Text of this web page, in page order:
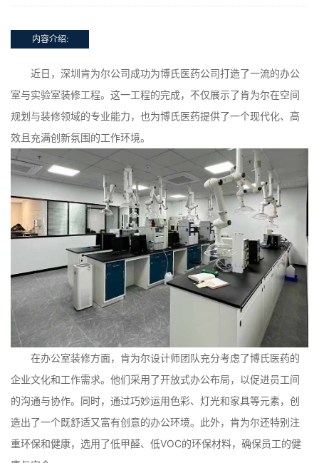
内容介绍:
近日，深圳肯为尔公司成功为博氏医药公司打造了一流的办公
室与实验室装修工程。这一工程的完成，不仅展示了肯为尔在空间
规划与装修领域的专业能力，也为博氏医药提供了一个现代化、高
效且充满创新氛围的工作环境。
在办公室装修方面，肯为尔设计师团队充分考虑了博氏医药的
企业文化和工作需求。他们采用了开放式办公布局，以促进员工间
的沟通与协作。同时，通过巧妙运用色彩、灯光和家具等元素，创
造出了一个既舒适又富有创意的办公环境。此外，肯为尔还特别注
重环保和健康，选用了低甲醛、低VOC的环保材料，确保员工的健